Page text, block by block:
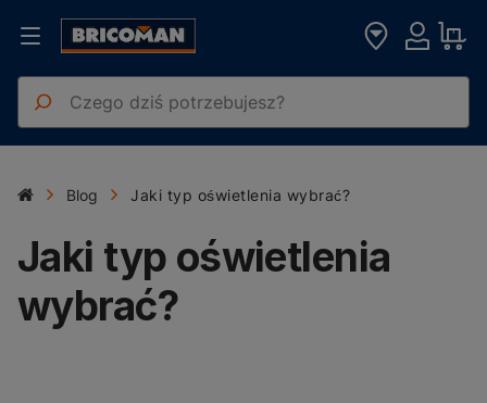
Blog Jaki typ oświetlenia wybrać?
Jaki typ oświetlenia
wybrać?